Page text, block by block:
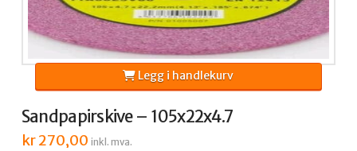
Sandpapirskive – 105x22x4.7
kr270,00 inkl. mva.
Legg i handlekurv